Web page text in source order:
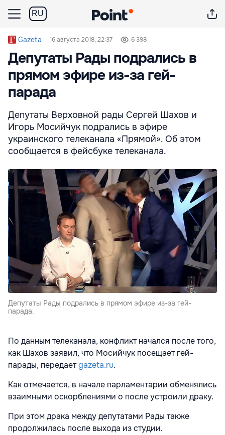
RU
Gazeta 16 августа 2018, 22:37 6 398
Депутаты Рады подрались в
прямом эфире из-за гей-
парада
Депутаты Верховной рады Сергей Шахов и
Игорь Мосийчук подрались в эфире
украинского телеканала «Прямой». Об этом
сообщается в фейсбуке телеканала.
Депутаты Рады подрались в прямом эфире из-за гей-
парада.
По данным телеканала, конфликт начался после того,
как Шахов заявил, что Мосийчук посещает гей-
парады, передаетgazeta.ru.
Как отмечается, в начале парламентарии обменялись
взаимными оскорблениями о после устроили драку.
При этом драка между депутатами Рады также
продолжилась после выхода из студии.